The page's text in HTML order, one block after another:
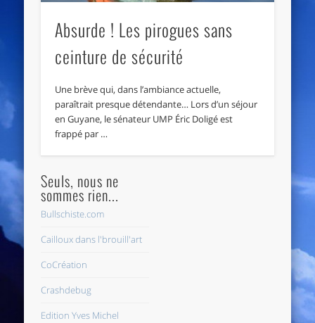
Absurde ! Les pirogues sans
ceinture de sécurité
Une brève qui, dans l’ambiance actuelle,
paraîtrait presque détendante… Lors d’un séjour
en Guyane, le sénateur UMP Éric Doligé est
frappé par …
Seuls, nous ne
sommes rien...
Bullschiste.com
Cailloux dans l'brouill'art
CoCréation
Crashdebug
Edition Yves Michel